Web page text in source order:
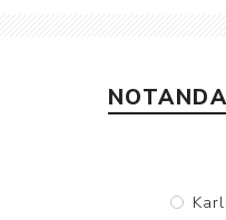
Dýnur
Aukabúnaður